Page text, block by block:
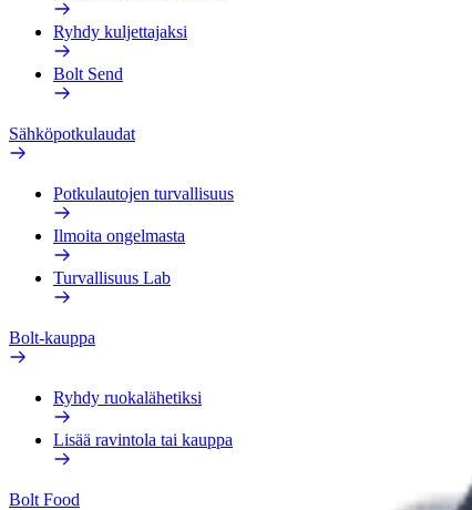
Ryhdy kuljettajaksi
Bolt Send
Sähköpotkulaudat
Potkulautojen turvallisuus
Ilmoita ongelmasta
Turvallisuus Lab
Bolt-kauppa
Ryhdy ruokalähetiksi
Lisää ravintola tai kauppa
Bolt Food